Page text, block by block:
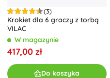
(3)
Krokiet dla 6 graczy z torbą
VILAC
W magazynie
417,00 zł
Do koszyka